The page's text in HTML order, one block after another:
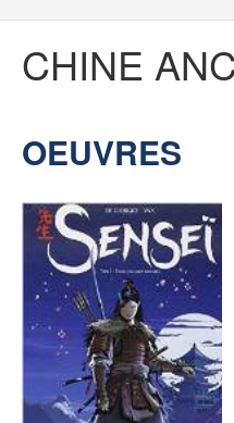
CINÉMA ET
LES
CHINE
OEUVRES